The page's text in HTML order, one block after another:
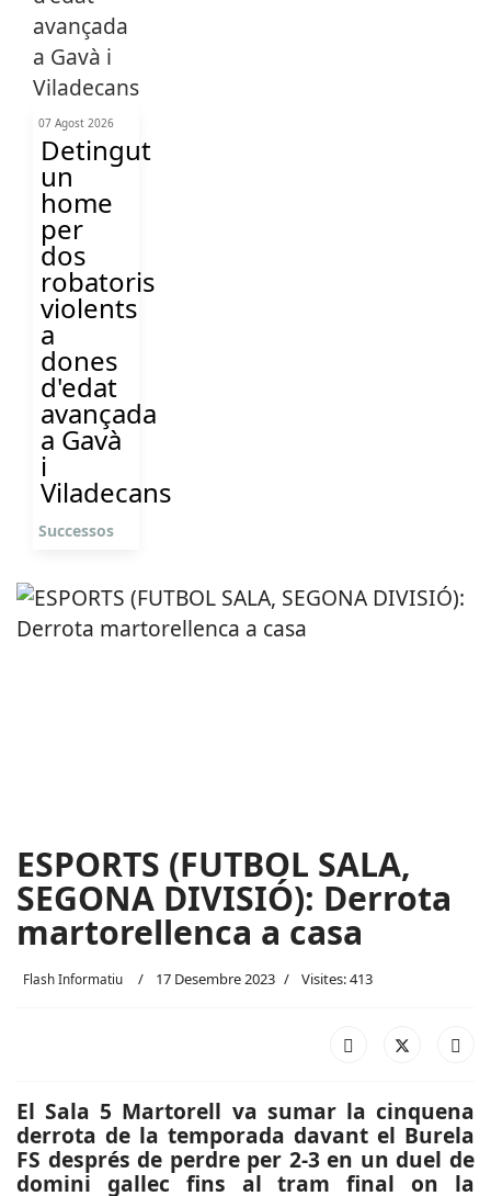
07 Agost 2026
Detingut
un
home
per
dos
robatoris
violents
a
dones
d'edat
avançada
a Gavà
i
Viladecans
Successos
ESPORTS (FUTBOL SALA,
SEGONA DIVISIÓ): Derrota
martorellenca a casa
Flash Informatiu 17 Desembre 2023 Visites: 413
El Sala 5 Martorell va sumar la cinquena
derrota de la temporada davant el Burela
FS després de perdre per 2-3 en un duel de
domini gallec fins al tram final on la